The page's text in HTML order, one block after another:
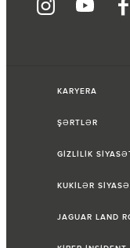
KARYERA
ŞƏRTLƏR
GİZLİLİK
KUKİLƏR
JAGUAR LAND